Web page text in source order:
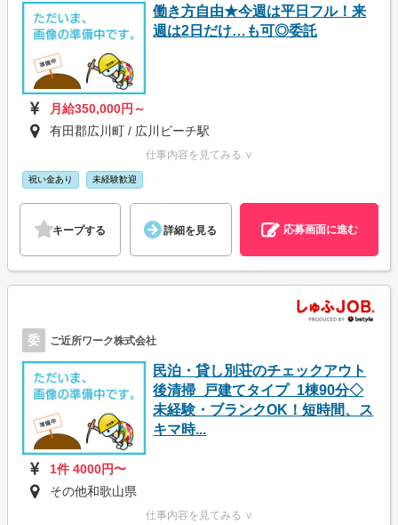
働き方自由★今週は平日フル！来
週は2日だけ…も可◎委託
月給350,000円～
有田郡広川町 / 広川ビーチ駅
仕事内容を見てみる ∨
祝い金あり 未経験歓迎
キープする 詳細を見る 応募画面に進む
委 ご近所ワーク株式会社
民泊・貸し別荘のチェックアウト
後清掃_戸建てタイプ_1棟90分◇
未経験・ブランクOK！短時間、ス
キマ時...
1件 4000円〜
その他和歌山県
仕事内容を見てみる ∨